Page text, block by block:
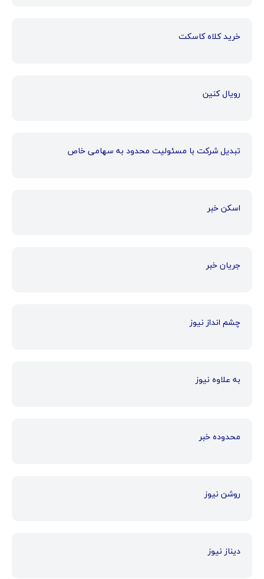
خرید کلاه کاسکت
رویال کنین
تبدیل شرکت با مسئولیت محدود به سهامی خاص
اسکن خبر
جریان خبر
چشم انداز نیوز
به علاوه نیوز
محدوده خبر
روشن نیوز
دیناز نیوز